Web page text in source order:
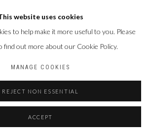
website uses cookies
to help make it more useful to you. Please
find out more about our Cookie Policy.
MANAGE COOKIES
REJECT NON ESSENTIAL
ACCEPT